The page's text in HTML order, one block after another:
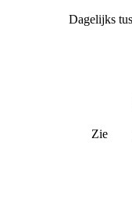
Dagelijks
Zie